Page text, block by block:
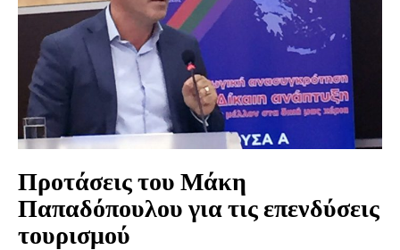
Προτάσεις του Μάκη
Παπαδόπουλου για τις επενδύσεις
τουρισμού